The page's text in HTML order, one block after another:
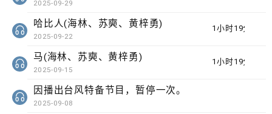
2025-09-29
1小时19分钟
哈比人(海林、苏奭、黄梓勇)
2025-09-22
1小时19分钟
马(海林、苏奭、黄梓勇)
2025-09-15
因播出台风特备节目，暂停一次。
2025-09-08